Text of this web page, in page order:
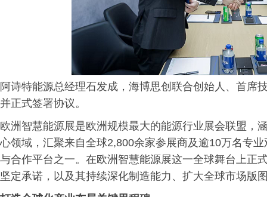
阿诗特能源总经理石发成，海博思创联合创始人、首席
并正式签署协议。
欧洲智慧能源展是欧洲规模最大的能源行业展会联盟，
心领域，汇聚来自全球2,800余家参展商及逾10万名专
与合作平台之一。在欧洲智慧能源展这一全球舞台上正
坚定承诺，以及其持续深化制造能力、扩大全球市场版